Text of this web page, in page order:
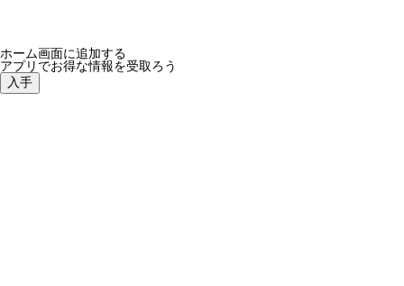
ホーム画面に追加する
アプリでお得な情報を受取ろう
入手